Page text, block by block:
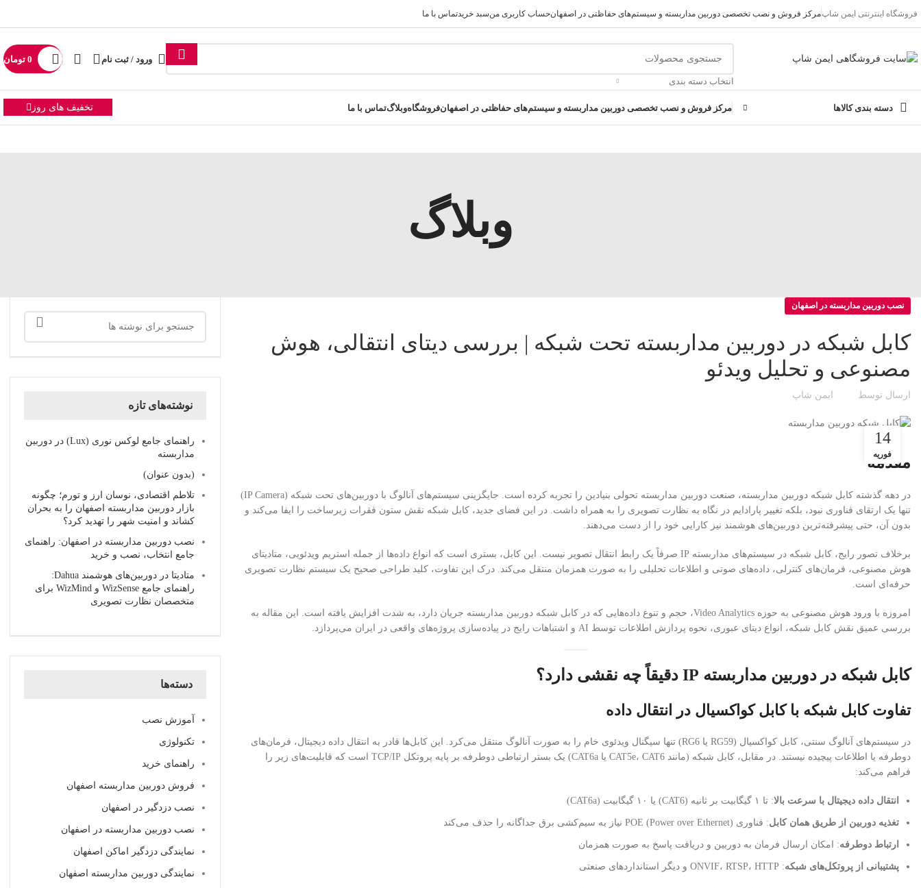
فروشگاه اینترنتی ایمن شاپمرکز فروش و نصب تخصصی دوربین مداربسته و سیستم‌های حفاظتی در اصفهانحساب کاربری منسبد خریدتماس با ما
انتخاب دسته بندی
ورود / ثبت نام 0 تومان
دسته بندی کالاها مرکز فروش و نصب تخصصی دوربین مداربسته و سیستم‌های حفاظتی در اصفهانفروشگاهوبلاگتماس با ما تخفیف های روز
وبلاگ
نصب دوربین مداربسته در اصفهان
کابل شبکه در دوربین مداربسته تحت شبکه | بررسی دیتای انتقالی، هوش
مصنوعی و تحلیل ویدئو
ارسال توسط ایمن شاپ
14
فوریه
مقدمه
در دهه گذشته کابل شبکه دوربین مداربسته، صنعت دوربین مداربسته تحولی بنیادین را تجربه کرده است. جایگزینی سیستم‌های آنالوگ با دوربین‌های تحت شبکه (IP Camera)
تنها یک ارتقای فناوری نبود، بلکه تغییر پارادایم در نگاه به نظارت تصویری را به همراه داشت. در این فضای جدید، کابل شبکه نقش ستون فقرات زیرساخت را ایفا می‌کند و
بدون آن، حتی پیشرفته‌ترین دوربین‌های هوشمند نیز کارایی خود را از دست می‌دهند.
برخلاف تصور رایج، کابل شبکه در سیستم‌های مداربسته IP صرفاً یک رابط انتقال تصویر نیست. این کابل، بستری است که انواع داده‌ها از جمله استریم ویدئویی، متادیتای
هوش مصنوعی، فرمان‌های کنترلی، داده‌های صوتی و اطلاعات تحلیلی را به صورت همزمان منتقل می‌کند. درک این تفاوت، کلید طراحی صحیح یک سیستم نظارت تصویری
حرفه‌ای است.
امروزه با ورود هوش مصنوعی به حوزه Video Analytics، حجم و تنوع داده‌هایی که در کابل شبکه دوربین مداربسته جریان دارد، به شدت افزایش یافته است. این مقاله به
بررسی عمیق نقش کابل شبکه، انواع دیتای عبوری، نحوه پردازش اطلاعات توسط AI و اشتباهات رایج در پیاده‌سازی پروژه‌های واقعی در ایران می‌پردازد.
کابل شبکه در دوربین مداربسته IP دقیقاً چه نقشی دارد؟
تفاوت کابل شبکه با کابل کواکسیال در انتقال داده
در سیستم‌های آنالوگ سنتی، کابل کواکسیال (RG59 یا RG6) تنها سیگنال ویدئوی خام را به صورت آنالوگ منتقل می‌کرد. این کابل‌ها قادر به انتقال داده دیجیتال، فرمان‌های
دوطرفه یا اطلاعات پیچیده نیستند. در مقابل، کابل شبکه (مانند CAT5e، CAT6 یا CAT6a) یک بستر ارتباطی دوطرفه بر پایه پروتکل TCP/IP است که قابلیت‌های زیر را
فراهم می‌کند:
انتقال داده دیجیتال با سرعت بالا: تا ۱ گیگابیت بر ثانیه (CAT6) یا ۱۰ گیگابیت (CAT6a)
تغذیه دوربین از طریق همان کابل: فناوری POE (Power over Ethernet) نیاز به سیم‌کشی برق جداگانه را حذف می‌کند
ارتباط دوطرفه: امکان ارسال فرمان به دوربین و دریافت پاسخ به صورت همزمان
پشتیبانی از پروتکل‌های شبکه: ONVIF، RTSP، HTTP و دیگر استانداردهای صنعتی
نوشته‌های تازه
راهنمای جامع لوکس نوری (Lux) در دوربین
مداربسته
(بدون عنوان)
تلاطم اقتصادی، نوسان ارز و تورم؛ چگونه
بازار دوربین مداربسته اصفهان را به بحران
کشاند و امنیت شهر را تهدید کرد؟
نصب دوربین مداربسته در اصفهان: راهنمای
جامع انتخاب، نصب و خرید
متادیتا در دوربین‌های هوشمند Dahua:
راهنمای جامع WizSense و WizMind برای
متخصصان نظارت تصویری
دسته‌ها
آموزش نصب
تکنولوژی
راهنمای خرید
فروش دوربین مداربسته اصفهان
نصب دزدگیر در اصفهان
نصب دوربین مداربسته در اصفهان
نمایندگی دزدگیر اماکن اصفهان
نمایندگی دوربین مداربسته اصفهان
تمامی تخفیفات و قیمت های ایمن شاپ به روز می باشد وبا خیال راحت خرید کنید در صورت مشکل حتما با پشتیبانی فروشگاه تماس بگیرید